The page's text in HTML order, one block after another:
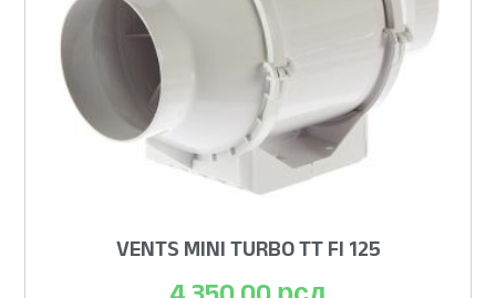
VENTS MINI TURBO TT FI 125